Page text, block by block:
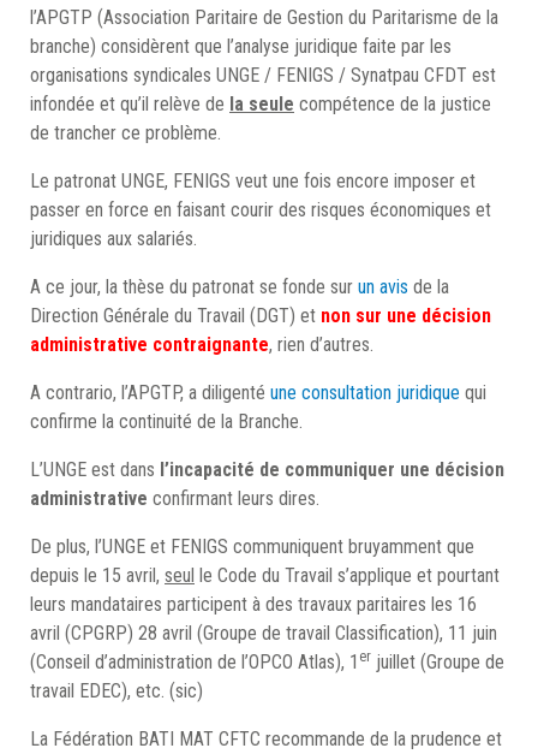
l’APGTP (Association Paritaire de Gestion du Paritarisme de la
branche) considèrent que l’analyse juridique faite par les
organisations syndicales UNGE / FENIGS / Synatpau CFDT est
infondée et qu’il relève de la seule compétence de la justice
de trancher ce problème.
Le patronat UNGE, FENIGS veut une fois encore imposer et
passer en force en faisant courir des risques économiques et
juridiques aux salariés.
A ce jour, la thèse du patronat se fonde sur un avis de la
Direction Générale du Travail (DGT) et non sur une décision
administrative contraignante, rien d’autres.
A contrario, l’APGTP, a diligenté une consultation juridique qui
confirme la continuité de la Branche.
L’UNGE est dans l’incapacité de communiquer une décision
administrative confirmant leurs dires.
De plus, l’UNGE et FENIGS communiquent bruyamment que
depuis le 15 avril, seul le Code du Travail s’applique et pourtant
leurs mandataires participent à des travaux paritaires les 16
avril (CPGRP) 28 avril (Groupe de travail Classification), 11 juin
(Conseil d’administration de l’OPCO Atlas), 1 er juillet (Groupe de
travail EDEC), etc. (sic)
La Fédération BATI MAT CFTC recommande de la prudence et